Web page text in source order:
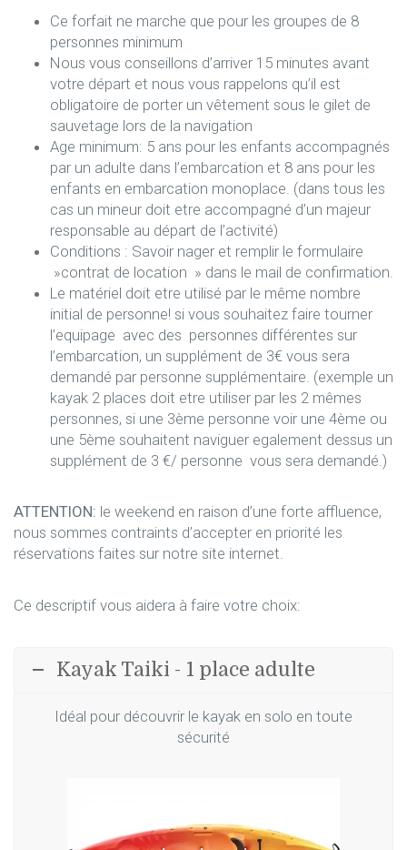
Ce forfait ne marche que pour les groupes de 8
personnes minimum
Nous vous conseillons d’arriver 15 minutes avant
votre départ et nous vous rappelons qu’il est
obligatoire de porter un vêtement sous le gilet de
sauvetage lors de la navigation
Age minimum: 5 ans pour les enfants accompagnés
par un adulte dans l’embarcation et 8 ans pour les
enfants en embarcation monoplace. (dans tous les
cas un mineur doit etre accompagné d’un majeur
responsable au départ de l’activité)
Conditions : Savoir nager et remplir le formulaire
»contrat de location » dans le mail de confirmation.
Le matériel doit etre utilisé par le même nombre
initial de personne! si vous souhaitez faire tourner
l’equipage avec des personnes différentes sur
l’embarcation, un supplément de 3€ vous sera
demandé par personne supplémentaire. (exemple un
kayak 2 places doit etre utiliser par les 2 mêmes
personnes, si une 3ème personne voir une 4ème ou
une 5ème souhaitent naviguer egalement dessus un
supplément de 3 €/ personne vous sera demandé.)
ATTENTION: le weekend en raison d’une forte affluence,
nous sommes contraints d’accepter en priorité les
réservations faites sur notre site internet.
Ce descriptif vous aidera à faire votre choix:
Kayak Taiki - 1 place adulte
Idéal pour découvrir le kayak en solo en toute
sécurité